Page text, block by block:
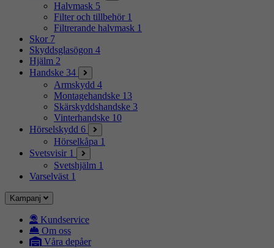
Halvmask 5
Filter och tillbehör 1
Filtrerande halvmask 1
Skor 7
Skyddsglasögon 4
Hjälm 2
Handske 34
Armskydd 4
Montagehandske 13
Skärskyddshandske 3
Vinterhandske 10
Hörselskydd 6
Hörselkåpa 1
Svetsvisir 1
Svetshjälm 1
Varselväst 1
Kampanj
Kundservice
Om oss
Våra depåer